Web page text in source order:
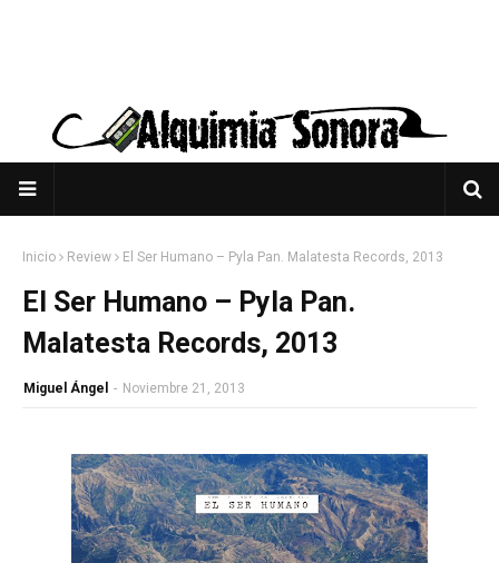
Inicio Review El Ser Humano – Pyla Pan. Malatesta Records, 2013
El Ser Humano – Pyla Pan.
Malatesta Records, 2013
Miguel Ángel - Noviembre 21, 2013